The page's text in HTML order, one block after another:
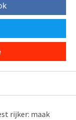
rijker: maak